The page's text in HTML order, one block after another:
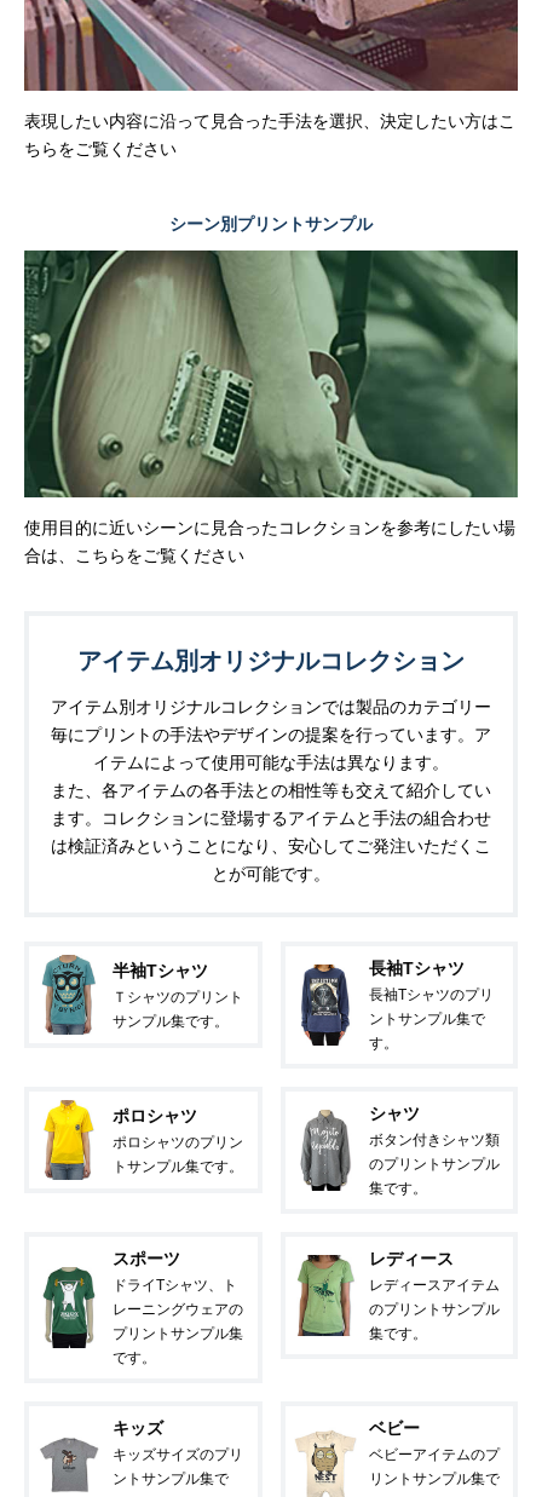
表現したい内容に沿って見合った手法を選択、決定したい方はこ
ちらをご覧ください
シーン別プリントサンプル
使用目的に近いシーンに見合ったコレクションを参考にしたい場
合は、こちらをご覧ください
アイテム別オリジナルコレクション
アイテム別オリジナルコレクションでは製品のカテゴリー
毎にプリントの手法やデザインの提案を行っています。ア
イテムによって使用可能な手法は異なります。
また、各アイテムの各手法との相性等も交えて紹介してい
ます。コレクションに登場するアイテムと手法の組合わせ
は検証済みということになり、安心してご発注いただくこ
とが可能です。
半袖Tシャツ
Ｔシャツのプリント
サンプル集です。
長袖Tシャツ
長袖Tシャツのプリ
ントサンプル集で
す。
ポロシャツ
ポロシャツのプリン
トサンプル集です。
シャツ
ボタン付きシャツ類
のプリントサンプル
集です。
スポーツ
ドライTシャツ、ト
レーニングウェアの
プリントサンプル集
です。
レディース
レディースアイテム
のプリントサンプル
集です。
キッズ
キッズサイズのプリ
ントサンプル集で
ベビー
ベビーアイテムのプ
リントサンプル集で